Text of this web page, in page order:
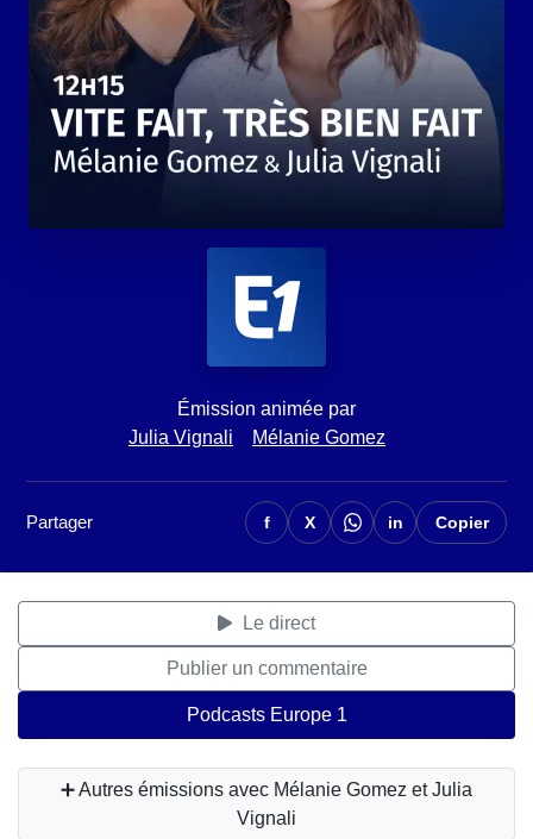
Émission animée par
Julia Vignali
Mélanie Gomez
Partager f X in Copier
Le direct
Publier un commentaire
Podcasts Europe 1
➕ Autres émissions avec Mélanie Gomez et Julia
Vignali